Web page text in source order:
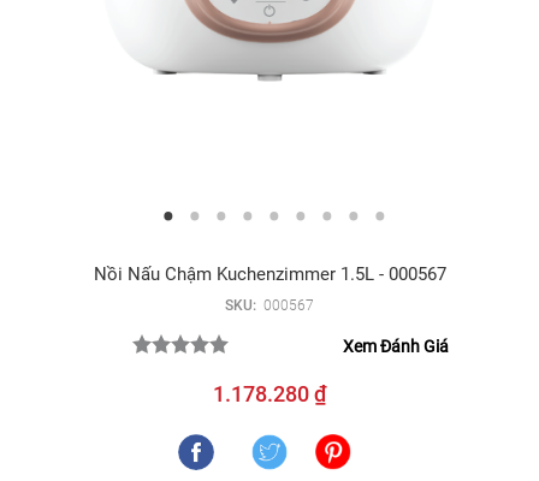
Nồi Nấu Chậm Kuchenzimmer 1.5L - 000567
SKU: 000567
Xem Đánh Giá
1.178.280 ₫